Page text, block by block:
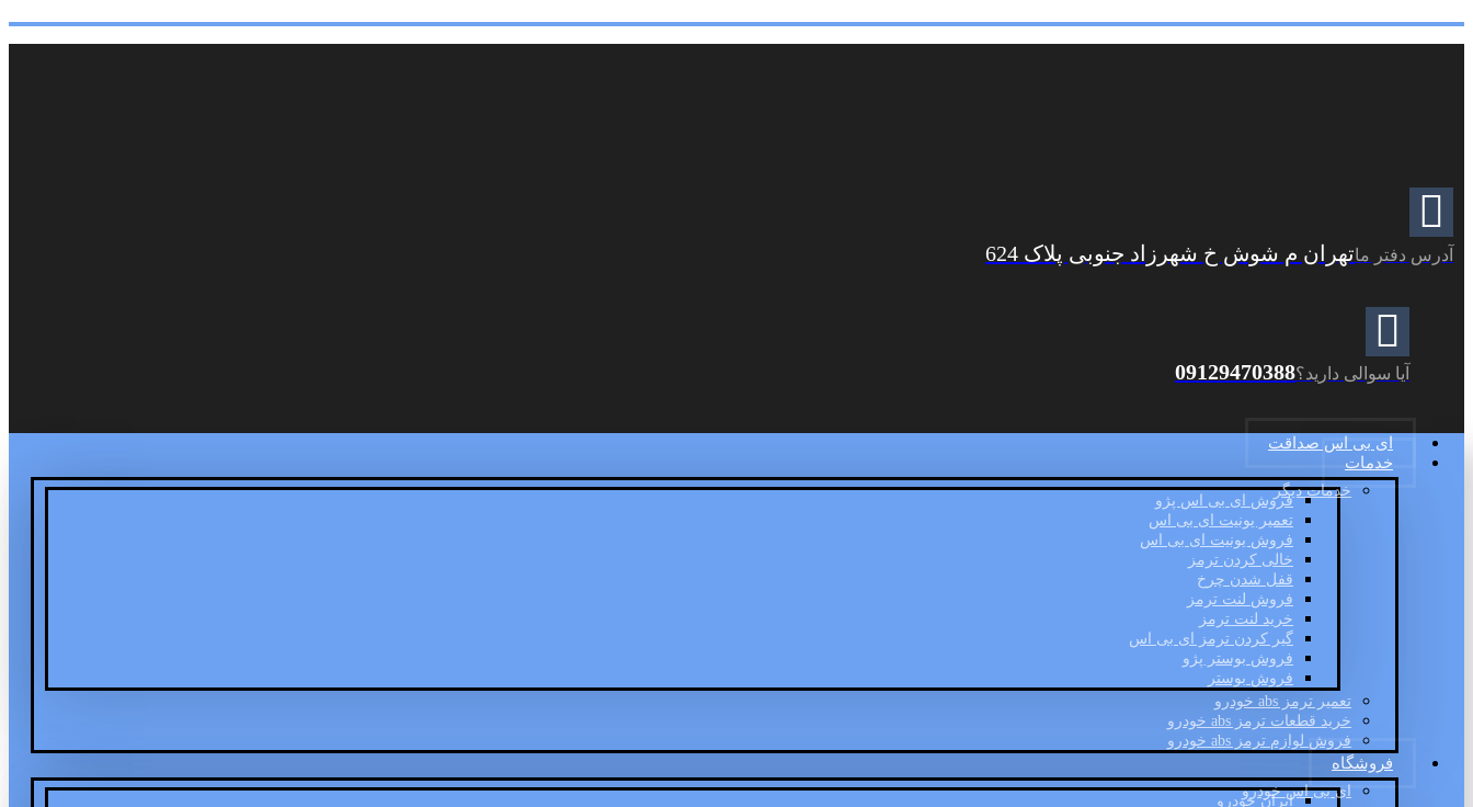
آدرس دفتر ماتهران م شوش خ شهرزاد جنوبی پلاک 624
آیا سوالی دارید؟09129470388
ای بی اس صداقت
خدمات
خدمات دیگر
فروش ای بی اس پژو
تعمیر یونیت ای بی اس
فروش یونیت ای بی اس
خالی کردن ترمز
قفل شدن چرخ
فروش لنت ترمز
خرید لنت ترمز
گیر کردن ترمز ای بی اس
فروش بوستر پژو
فروش بوستر
تعمیر ترمز abs خودرو
خرید قطعات ترمز abs خودرو
فروش لوازم ترمز abs خودرو
فروشگاه
ای بی اس خودرو
ایران خودرو